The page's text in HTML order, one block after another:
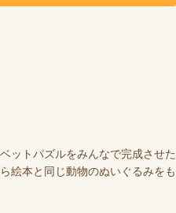
ットパズルをみんなで完成させた
絵本と同じ動物のぬいぐるみをも